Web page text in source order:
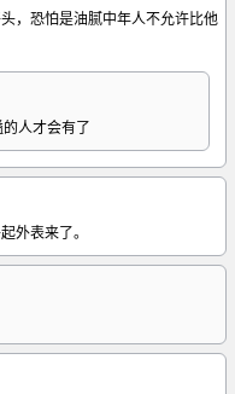
，恐怕是油腻中年人不允许比他
人才会有了
外表来了。